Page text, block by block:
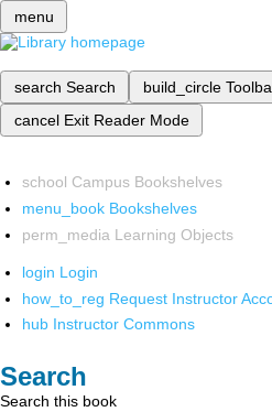
menu
search Search build_circle
cancel Exit Reader Mode
school Campus Bookshelves
menu_book Bookshelves
perm_media Learning Objects
login Login
how_to_reg Request Instructor
hub Instructor Commons
Search
Search this book